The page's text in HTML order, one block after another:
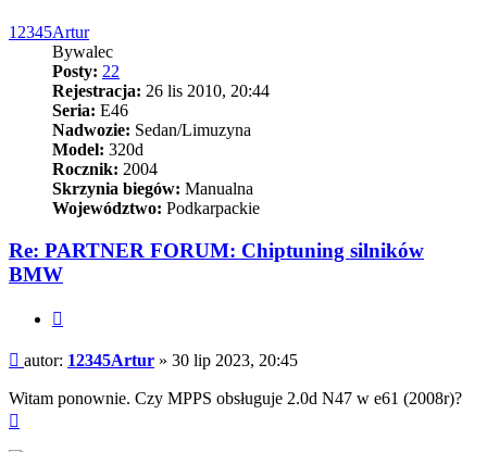
12345Artur
Bywalec
Posty: 22
Rejestracja: 26 lis 2010, 20:44
Seria: E46
Nadwozie: Sedan/Limuzyna
Model: 320d
Rocznik: 2004
Skrzynia biegów: Manualna
Województwo: Podkarpackie
Re: PARTNER FORUM: Chiptuning silników
BMW
Post
autor: 12345Artur » 30 lip 2023, 20:45
Witam ponownie. Czy MPPS obsługuje 2.0d N47 w e61 (2008r)?